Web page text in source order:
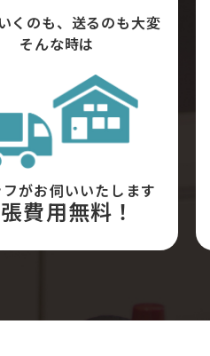
くのも、送るのも大変
そんな時は
がお伺いいたします
費用無料！